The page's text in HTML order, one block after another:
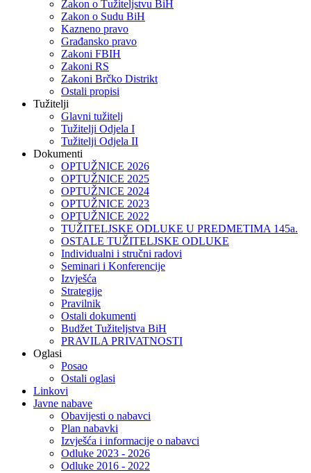
Zakon o Тužiteljstvu BiH
Zakon o Sudu BiH
Kazneno pravo
Građansko pravo
Zakoni FBIH
Zakoni RS
Zakoni Brčko Distrikt
Ostali propisi
Tužitelji
Glavni tužitelj
Tužitelji Odjela I
Tužitelji Odjela II
Dokumenti
OPTUŽNICE 2026
OPTUŽNICE 2025
OPTUŽNICE 2024
OPTUŽNICE 2023
OPTUŽNICE 2022
TUŽITELJSKE ODLUKE U PREDMETIMA 145a.
OSTALE TUŽITELJSKE ODLUKE
Individualni i stručni radovi
Seminari i Konferencije
Izvješća
Strategije
Pravilnik
Ostali dokumenti
Budžet Tužiteljstva BiH
PRAVILA PRIVATNOSTI
Oglasi
Posao
Ostali oglasi
Linkovi
Javne nabave
Obavijesti o nabavci
Plan nabavki
Izvješća i informacije o nabavci
Odluke 2023 - 2026
Odluke 2016 - 2022